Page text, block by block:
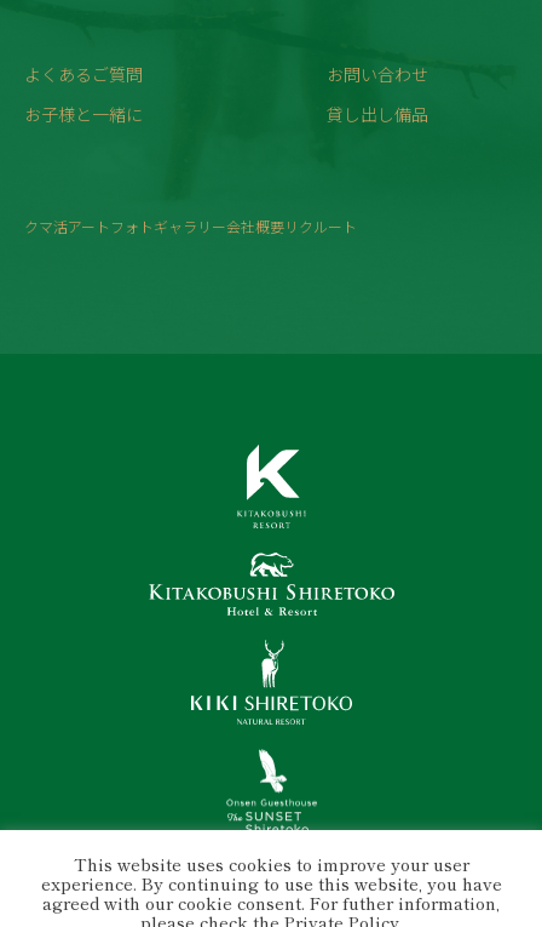
よくあるご質問
お子様と一緒に
お問い合わせ
貸し出し備品
クマ活アート フォトギャラリー会社概要リクルート
This website uses cookies to improve your user
experience. By continuing to use this website, you have
agreed with our cookie consent. For futher information,
please check the Private Policy.